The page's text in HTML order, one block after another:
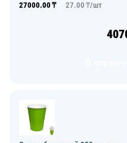
27000.00 ₸ 27.00 ₸/шт